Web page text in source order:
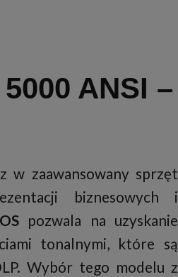
ANSI –
w zaawansowany sprzęt
biznesowych i
pozwala na uzyskanie
tonalnymi, które są
Wybór tego modelu z